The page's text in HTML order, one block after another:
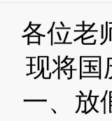
各位老
现将国
一、 放